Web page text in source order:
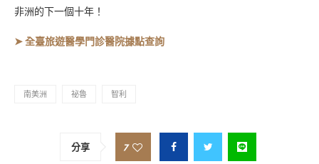
非洲的下一個十年！
➤ 全臺旅遊醫學門診醫院據點查詢
南美洲 祕魯 智利
分享 7